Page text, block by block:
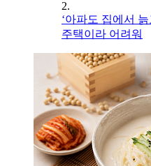
2.
‘아파도 집에서
주택이라 어려워